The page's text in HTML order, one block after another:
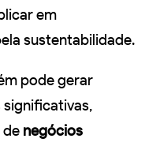
em
sustentabilidade.
pode gerar
de negócios